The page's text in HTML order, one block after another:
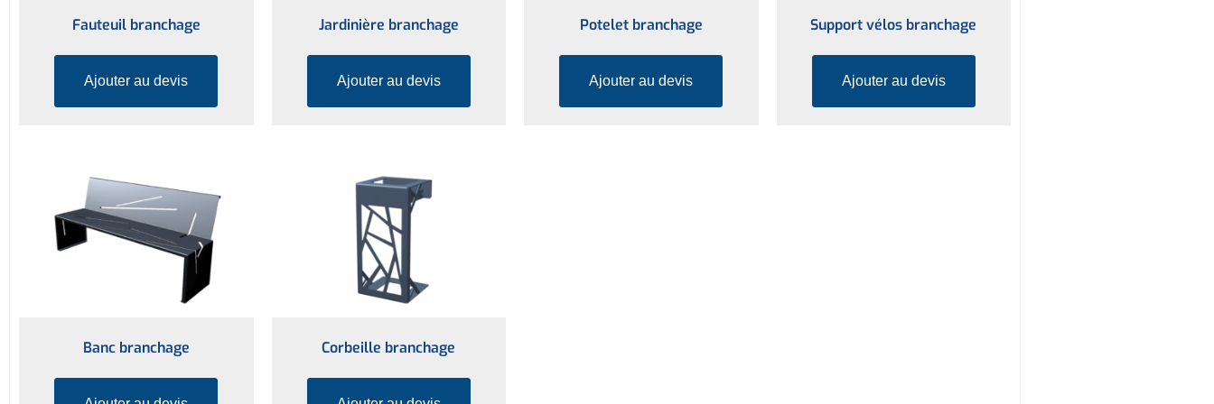
Fauteuil branchage
Ajouter au devis
Jardinière branchage
Ajouter au devis
Potelet branchage
Ajouter au devis
Support vélos branchage
Ajouter au devis
Banc branchage Corbeille branchage